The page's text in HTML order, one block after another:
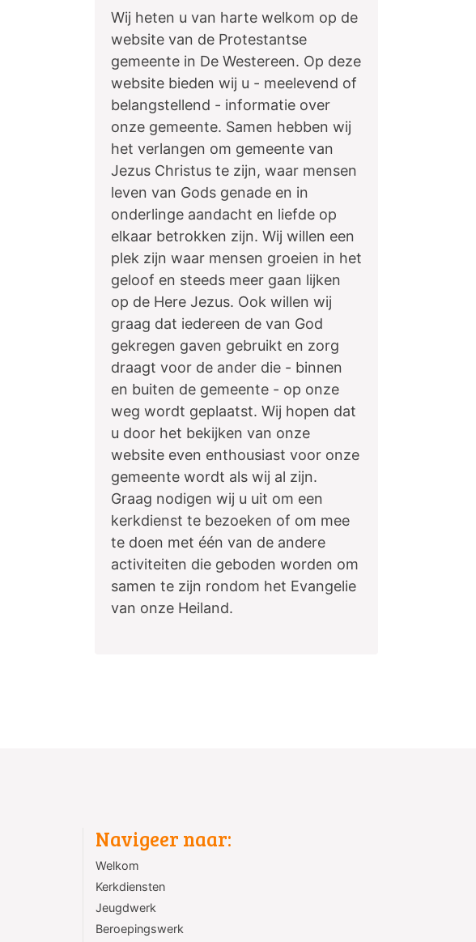
Wij heten u van harte welkom op de
website van de Protestantse
gemeente in De Westereen. Op deze
website bieden wij u - meelevend of
belangstellend - informatie over
onze gemeente. Samen hebben wij
het verlangen om gemeente van
Jezus Christus te zijn, waar mensen
leven van Gods genade en in
onderlinge aandacht en liefde op
elkaar betrokken zijn. Wij willen een
plek zijn waar mensen groeien in het
geloof en steeds meer gaan lijken
op de Here Jezus. Ook willen wij
graag dat iedereen de van God
gekregen gaven gebruikt en zorg
draagt voor de ander die - binnen
en buiten de gemeente - op onze
weg wordt geplaatst. Wij hopen dat
u door het bekijken van onze
website even enthousiast voor onze
gemeente wordt als wij al zijn.
Graag nodigen wij u uit om een
kerkdienst te bezoeken of om mee
te doen met één van de andere
activiteiten die geboden worden om
samen te zijn rondom het Evangelie
van onze Heiland.
Navigeer naar:
Welkom
Kerkdiensten
Jeugdwerk
Beroepingswerk